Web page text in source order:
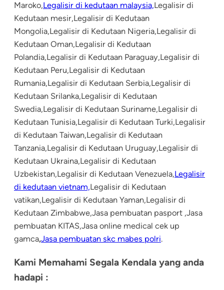
Maroko,Legalisir di kedutaan malaysia,Legalisir di
Kedutaan mesir,Legalisir di Kedutaan
Mongolia,Legalisir di Kedutaan Nigeria,Legalisir di
Kedutaan Oman,Legalisir di Kedutaan
Polandia,Legalisir di Kedutaan Paraguay,Legalisir di
Kedutaan Peru,Legalisir di Kedutaan
Rumania,Legalisir di Kedutaan Serbia,Legalisir di
Kedutaan Srilanka,Legalisir di Kedutaan
Swedia,Legalisir di Kedutaan Suriname,Legalisir di
Kedutaan Tunisia,Legalisir di Kedutaan Turki,Legalisir
di Kedutaan Taiwan,Legalisir di Kedutaan
Tanzania,Legalisir di Kedutaan Uruguay,Legalisir di
Kedutaan Ukraina,Legalisir di Kedutaan
Uzbekistan,Legalisir di Kedutaan Venezuela,Legalisir
di kedutaan vietnam,Legalisir di Kedutaan
vatikan,Legalisir di Kedutaan Yaman,Legalisir di
Kedutaan Zimbabwe,Jasa pembuatan pasport ,Jasa
pembuatan KITAS,Jasa online medical cek up
gamca,Jasa pembuatan skc mabes polri.
Kami Memahami Segala Kendala yang anda
hadapi :